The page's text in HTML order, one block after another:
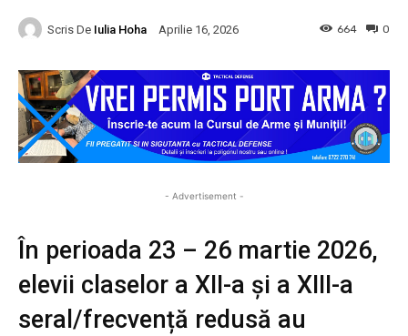
Scris De Iulia Hoha Aprilie 16, 2026 0
664
- Advertisement -
În perioada 23 – 26 martie 2026,
elevii claselor a XII-a și a XIII-a
seral/frecvență redusă au